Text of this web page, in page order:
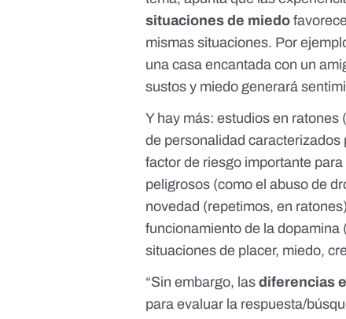
situaciones de miedo
mismas situaciones. Por
una casa encantada con un
sustos y miedo generará
Y hay más: estudios en ratones
de personalidad caracterizados
factor de riesgo importante
peligrosos (como el abuso de
novedad (repetimos, en
funcionamiento de la
situaciones de placer, miedo,
“Sin embargo, lasdiferencias
para evaluar la respuesta/